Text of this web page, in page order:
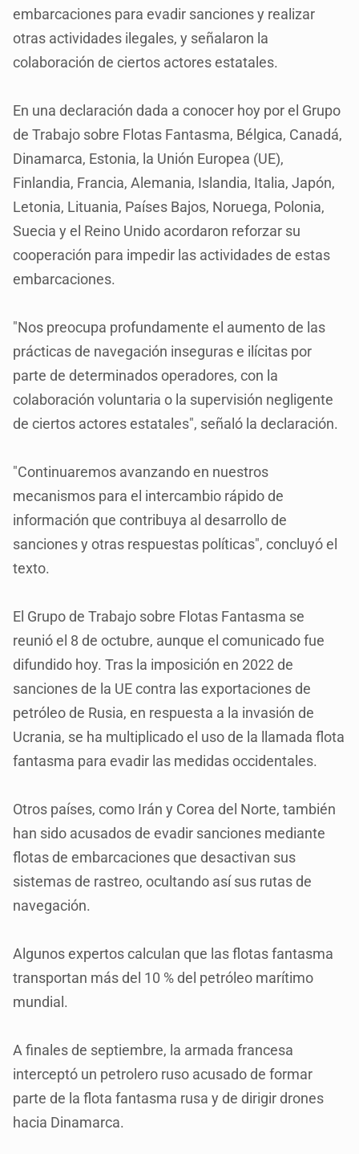
embarcaciones para evadir sanciones y realizar
otras actividades ilegales, y señalaron la
colaboración de ciertos actores estatales.
En una declaración dada a conocer hoy por el Grupo
de Trabajo sobre Flotas Fantasma, Bélgica, Canadá,
Dinamarca, Estonia, la Unión Europea (UE),
Finlandia, Francia, Alemania, Islandia, Italia, Japón,
Letonia, Lituania, Países Bajos, Noruega, Polonia,
Suecia y el Reino Unido acordaron reforzar su
cooperación para impedir las actividades de estas
embarcaciones.
"Nos preocupa profundamente el aumento de las
prácticas de navegación inseguras e ilícitas por
parte de determinados operadores, con la
colaboración voluntaria o la supervisión negligente
de ciertos actores estatales", señaló la declaración.
"Continuaremos avanzando en nuestros
mecanismos para el intercambio rápido de
información que contribuya al desarrollo de
sanciones y otras respuestas políticas", concluyó el
texto.
El Grupo de Trabajo sobre Flotas Fantasma se
reunió el 8 de octubre, aunque el comunicado fue
difundido hoy. Tras la imposición en 2022 de
sanciones de la UE contra las exportaciones de
petróleo de Rusia, en respuesta a la invasión de
Ucrania, se ha multiplicado el uso de la llamada flota
fantasma para evadir las medidas occidentales.
Otros países, como Irán y Corea del Norte, también
han sido acusados de evadir sanciones mediante
flotas de embarcaciones que desactivan sus
sistemas de rastreo, ocultando así sus rutas de
navegación.
Algunos expertos calculan que las flotas fantasma
transportan más del 10 % del petróleo marítimo
mundial.
A finales de septiembre, la armada francesa
interceptó un petrolero ruso acusado de formar
parte de la flota fantasma rusa y de dirigir drones
hacia Dinamarca.